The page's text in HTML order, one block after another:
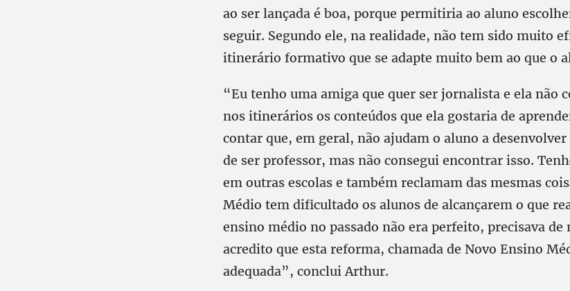
ao ser lançada é boa, porque permitiria ao aluno
seguir. Segundo ele, na realidade, não tem sido muito
itinerário formativo que se adapte muito bem ao que o
“Eu tenho uma amiga que quer ser jornalista e ela não
nos itinerários os conteúdos que ela gostaria de
contar que, em geral, não ajudam o aluno a
de ser professor, mas não consegui encontrar isso.
em outras escolas e também reclamam das mesmas
Médio tem dificultado os alunos de alcançarem o que
ensino médio no passado não era perfeito, precisava de
acredito que esta reforma, chamada de Novo Ensino
adequada”, conclui Arthur.